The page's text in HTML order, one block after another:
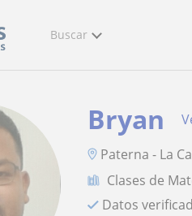
Buscar
Bryan
Paterna - La
Clases de
Datos